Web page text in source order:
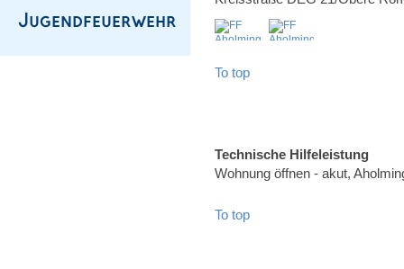
To top
Technische Hilfeleistung
Wohnung öffnen - akut,
To top